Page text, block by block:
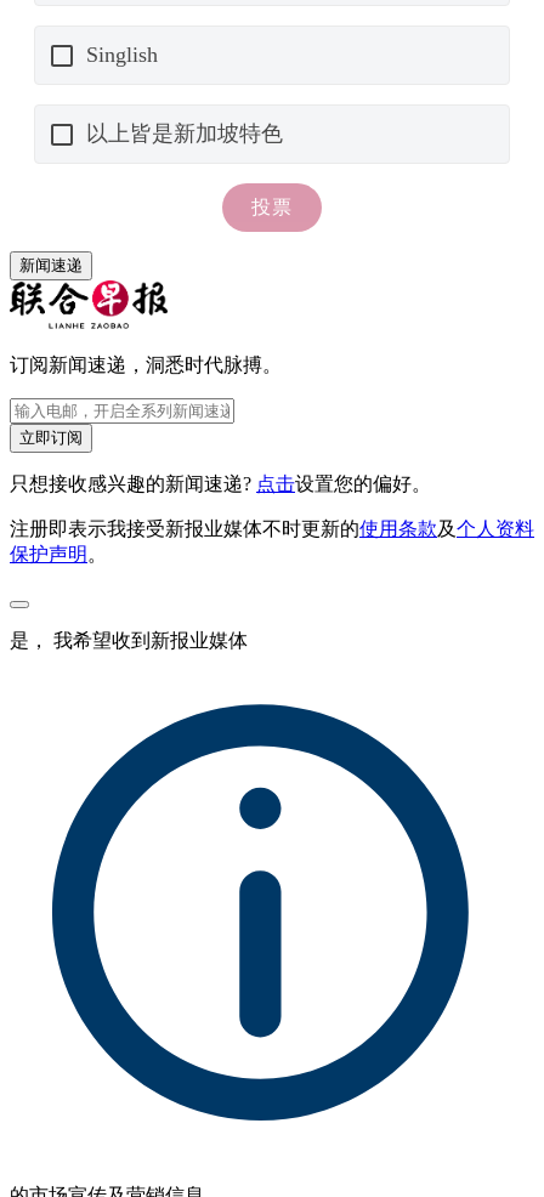
新闻速递
订阅新闻速递，洞悉时代脉搏。
立即订阅
只想接收感兴趣的新闻速递? 点击设置您的偏好。
注册即表示我接受新报业媒体不时更新的使用条款及个人资料
保护声明 。
是， 我希望收到新报业媒体